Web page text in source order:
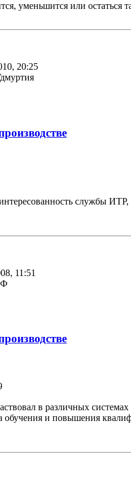
уменьшится или остаться
20:25
службы ИТР,
11:51
в различных
обучения и повышения